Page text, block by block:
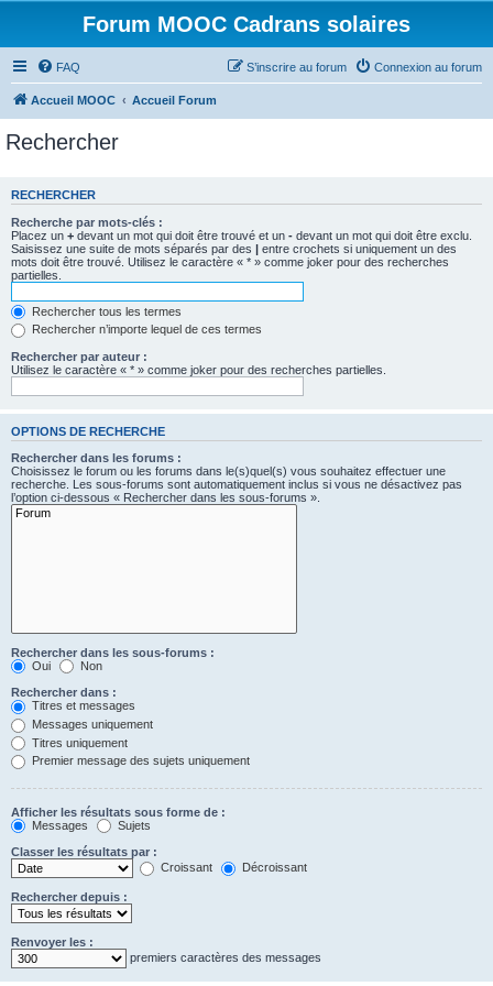
Forum MOOC Cadrans solaires
FAQ Connexion au forum
S’inscrire au forum
Accueil MOOC Accueil Forum
Rechercher
RECHERCHER
Recherche par mots-clés :
Placez un + devant un mot qui doit être trouvé et un - devant un mot qui doit être exclu.
Saisissez une suite de mots séparés par des | entre crochets si uniquement un des
mots doit être trouvé. Utilisez le caractère « * » comme joker pour des recherches
partielles.
Rechercher tous les termes
Rechercher n’importe lequel de ces termes
Rechercher par auteur :
Utilisez le caractère « * » comme joker pour des recherches partielles.
OPTIONS DE RECHERCHE
Rechercher dans les forums :
Choisissez le forum ou les forums dans le(s)quel(s) vous souhaitez effectuer une
recherche. Les sous-forums sont automatiquement inclus si vous ne désactivez pas
l’option ci-dessous « Rechercher dans les sous-forums ».
Rechercher dans les sous-forums :
Oui
Non
Rechercher dans :
Titres et messages
Messages uniquement
Titres uniquement
Premier message des sujets uniquement
Afficher les résultats sous forme de :
Messages
Sujets
Classer les résultats par :
Croissant
Décroissant
Rechercher depuis :
Renvoyer les :
premiers caractères des messages